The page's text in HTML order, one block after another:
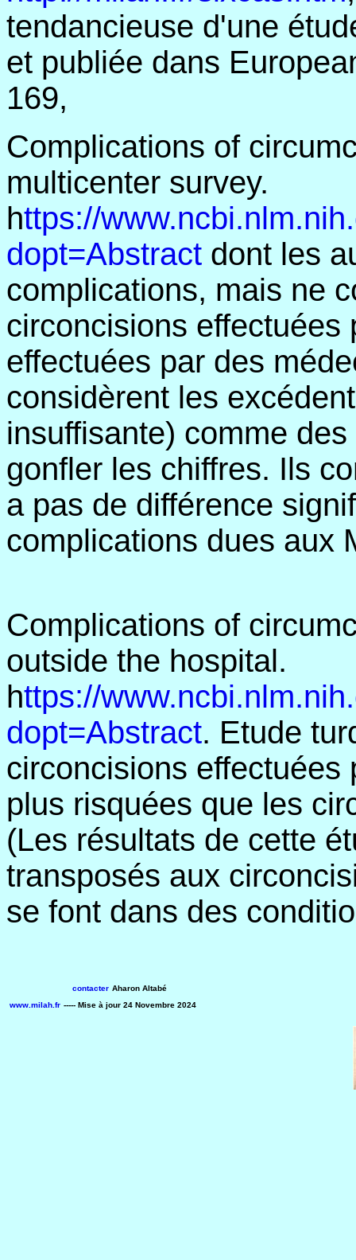
tendancieuse d'une
et publiée dans
169,
Complications of
multicenter survey.
https://
dopt=Abstract dont les
complications, mais ne
circoncisions
effectuées par des
considèrent les
insuffisante) comme
gonfler les chiffres. Ils
a pas de différence
complications dues aux
Complications of
outside the hospital.
https://
dopt=Abstract. Etude
circoncisions effectuées
plus risquées que les
(Les résultats de cette
transposés aux
se font dans des
contacter Aharon Altabé
www.milah.fr ----- Mise à jour 24 Novembre 2024